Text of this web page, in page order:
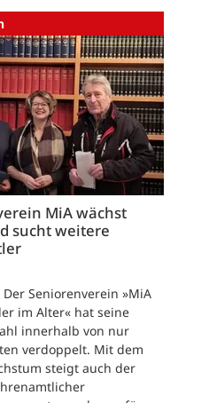
MiA wächst
sucht weitere
Seniorenverein »MiA
im Alter« hat seine
innerhalb von nur
verdoppelt. Mit dem
steigt auch der